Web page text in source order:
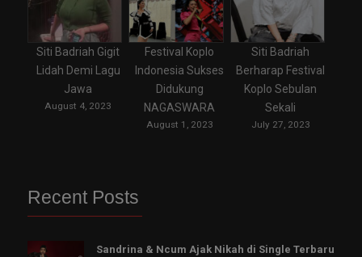
Siti Badriah Gigit
Lidah Demi Lagu
Jawa
August 4, 2023
Festival Koplo
Indonesia Sukses
Didukung
NAGASWARA
August 1, 2023
Siti Badriah
Berharap Festival
Koplo Sebulan
Sekali
July 27, 2023
Recent Posts
Sandrina & Ncum Ajak Nikah di Single Terbaru